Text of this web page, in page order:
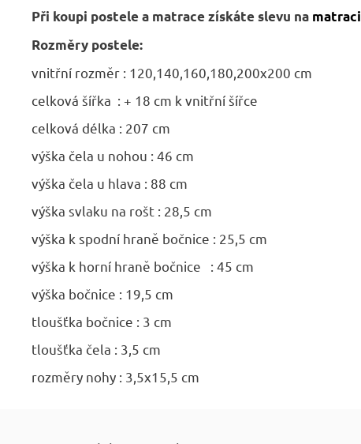
Při koupi postele a matrace získáte slevu na matraci
Rozměry postele:
vnitřní rozměr : 120,140,160,180,200x200 cm
celková šířka : + 18 cm k vnitřní šířce
celková délka : 207 cm
výška čela u nohou : 46 cm
výška čela u hlava : 88 cm
výška svlaku na rošt : 28,5 cm
výška k spodní hraně bočnice : 25,5 cm
výška k horní hraně bočnice : 45 cm
výška bočnice : 19,5 cm
tloušťka bočnice : 3 cm
tloušťka čela : 3,5 cm
rozměry nohy : 3,5x15,5 cm